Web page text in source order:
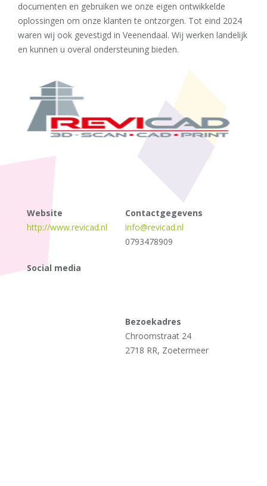
documenten en gebruiken we onze eigen ontwikkelde
oplossingen om onze klanten te ontzorgen. Tot eind 2024
waren wij ook gevestigd in Veenendaal. Wij werken landelijk
en kunnen u overal ondersteuning bieden.
Website
http://www.revicad.nl
Social media
Contactgegevens
info@revicad.nl
0793478909
Bezoekadres
Chroomstraat 24
2718 RR, Zoetermeer